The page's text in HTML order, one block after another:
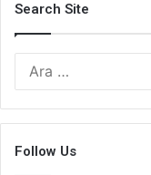
Search Site
Follow Us